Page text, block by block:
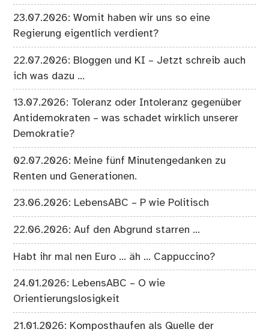
23.07.2026: Womit haben wir uns so eine
Regierung eigentlich verdient?
22.07.2026: Bloggen und KI – Jetzt schreib auch
ich was dazu …
13.07.2026: Toleranz oder Intoleranz gegenüber
Antidemokraten – was schadet wirklich unserer
Demokratie?
02.07.2026: Meine fünf Minutengedanken zu
Renten und Generationen.
23.06.2026: LebensABC – P wie Politisch
22.06.2026: Auf den Abgrund starren …
Habt ihr mal nen Euro … äh … Cappuccino?
24.01.2026: LebensABC – O wie
Orientierungslosigkeit
21.01.2026: Komposthaufen als Quelle der